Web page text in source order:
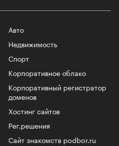
Авто
Недвижимость
Спорт
Корпоративное облако
Корпоративный регистратор
доменов
Хостинг сайтов
Рег.решения
Сайт знакомств podbor.ru